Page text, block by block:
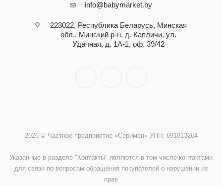
info@babymarket.by
223022, Республика Беларусь, Минская
обл., Минский р-н, д. Капличи, ул.
Удачная, д. 1А-1, оф. 39/42
2026 © Частное предприятие «Серимен» УНП: 691813264
Указанные в разделе "Контакты" являются в том числе контактами
для связи по вопросам обращения покупателей о нарушении их
прав